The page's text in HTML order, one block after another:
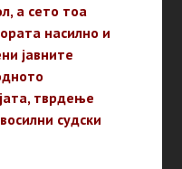
а сето тоа
насилно и
јавните
тврдење
судски